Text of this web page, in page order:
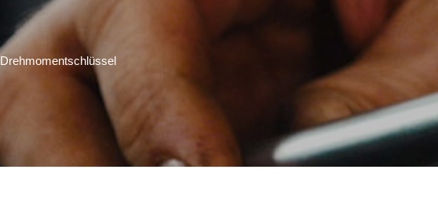
Drehmomentschlüssel